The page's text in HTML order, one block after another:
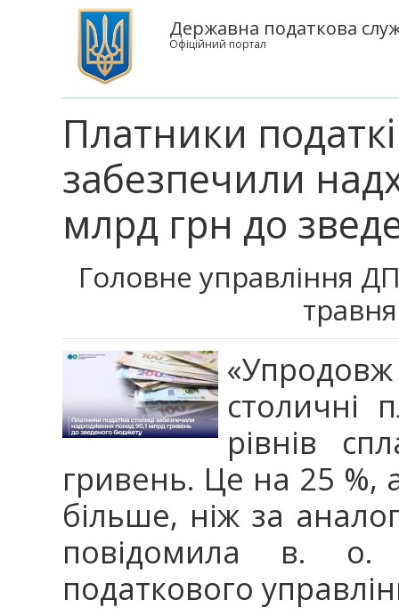
Державна податкова
Офіційний портал
Платники
забезпечили
млрд грн до
Головне управління
столичні
рівнів
гривень. Це на 25
більше, ніж за
повідомила в. о.
податкового